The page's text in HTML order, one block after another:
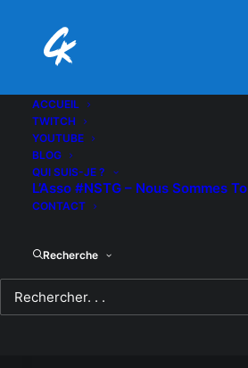
ACCUEIL
TWITCH
YOUTUBE
BLOG
QUI SUIS-JE ?
L’Asso #NSTG – Nous Sommes
CONTACT
Recherche